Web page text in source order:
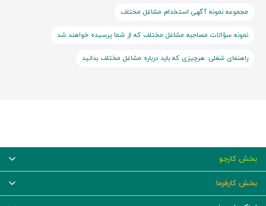
مجموعه نمونه آگهی استخدام مشاغل مختلف
نمونه سؤالات مصاحبه مشاغل مختلف که از شما پرسیده خواهند شد
راهنمای شغلی: هرچیزی که باید درباره مشاغل مختلف بدانید
بخش کارجو
بخش کارفرما